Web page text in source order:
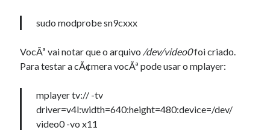
sudo modprobe sn9cxxx
VocÃª vai notar que o arquivo /dev/video0foi criado.
Para testar a cÃ¢mera vocÃª pode usar o mplayer:
mplayer tv:// -tv
driver=v4l:width=640:height=480:device=/dev/
video0 -vo x11